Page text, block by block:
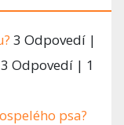
3 Odpovedí |
3 Odpovedí | 1
psa?